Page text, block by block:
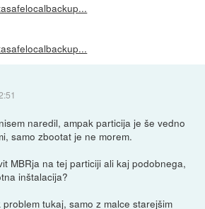
naredil, ampak particija je še vedno
samo zbootat je ne morem.
MBRja na tej particiji ali kaj podobnega,
inštalacija?
tukaj, samo z malce starejšim